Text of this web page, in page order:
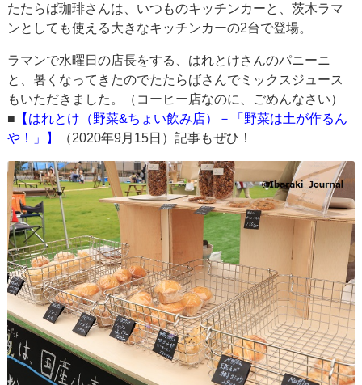
たたらば珈琲さんは、いつものキッチンカーと、茨木ラマ
ンとしても使える大きなキッチンカーの2台で登場。
ラマンで水曜日の店長をする、はれとけさんのパニーニ
と、暑くなってきたのでたたらばさんでミックスジュース
もいただきました。（コーヒー店なのに、ごめんなさい）
■ 【はれとけ（野菜&ちょい飲み店）－「野菜は土が作るん
や！」】
（2020年9月15日）記事もぜひ！